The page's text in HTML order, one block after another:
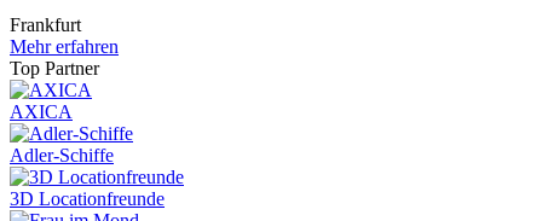
Frankfurt
Mehr erfahren
Top Partner
AXICA
Adler-Schiffe
3D Locationfreunde